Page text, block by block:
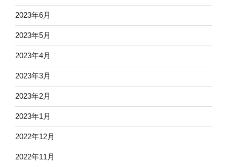
2023年6月
2023年5月
2023年4月
2023年3月
2023年2月
2023年1月
2022年12月
2022年11月